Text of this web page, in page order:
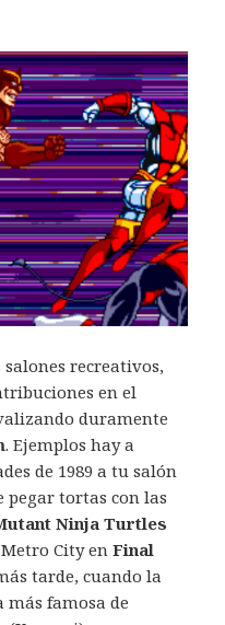
recreativos,
en el
duramente
. Ejemplos hay a
de 1989 a tu salón
tortas con las
Ninja Turtles
Metro City enFinal
tarde, cuando la
más famosa de